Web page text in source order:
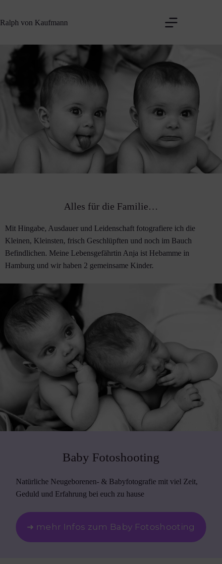
Inhalt
Ralph von Kaufmann
Alles für die Familie…
Mit Hingabe, Ausdauer und Leidenschaft fotografiere ich die
Kleinen, Kleinsten, frisch Geschlüpften und noch im Bauch
Befindlichen. Meine Lebensgefährtin Anja ist Hebamme in
Hamburg und wir haben 2 gemeinsame Kinder.
Baby Fotoshooting
Natürliche Neugeborenen- & Babyfotografie mit viel Zeit,
Geduld und Erfahrung bei euch zu hause
➜ mehr Infos zum Baby Fotoshooting